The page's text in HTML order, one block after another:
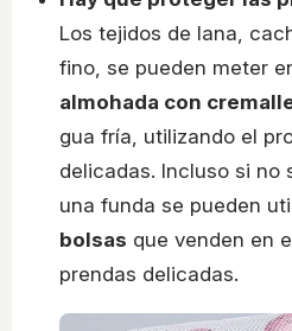
Los tejidos de lana,
fino, se pueden meter
almohada con
gua fría, utilizando el
delicadas. Incluso si no
una funda se pueden
bolsas que venden en
prendas delicadas.